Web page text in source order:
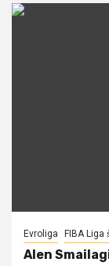
Evroliga FIBA Liga
Alen